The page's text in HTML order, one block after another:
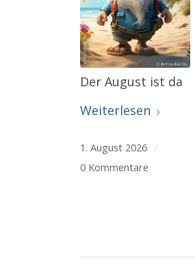
Der August ist da
Weiterlesen
1. August 2026 /
0 Kommentare